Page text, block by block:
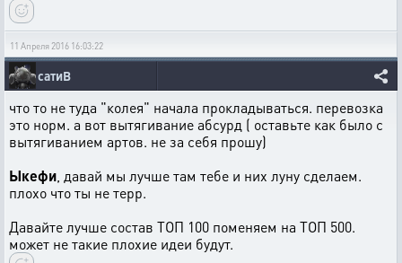
11 Апреля 2016 16:03:22
сатиВ
что то не туда "колея" начала прокладываться. перевозка
это норм. а вот вытягивание абсурд ( оставьте как было с
вытягиванием артов. не за себя прошу)
Ыкефи , давай мы лучше там тебе и них луну сделаем.
плохо что ты не терр.
Давайте лучше состав ТОП 100 поменяем на ТОП 500.
может не такие плохие идеи будут.